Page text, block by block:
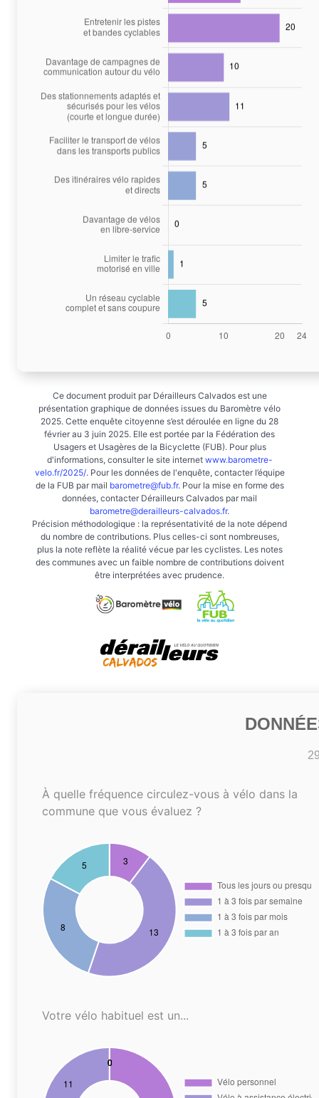
Ce document produit par Dérailleurs Calvados est une
présentation graphique de données issues du Baromètre vélo
2025. Cette enquête citoyenne s’est déroulée en ligne du 28
février au 3 juin 2025. Elle est portée par la Fédération des
Usagers et Usagères de la Bicyclette (FUB). Pour plus
d'informations, consulter le site internet www.barometre-
velo.fr/2025/. Pour les données de l'enquête, contacter l’équipe
de la FUB par mail barometre@fub.fr. Pour la mise en forme des
données, contacter Dérailleurs Calvados par mail
barometre@derailleurs-calvados.fr.
Précision méthodologique : la représentativité de la note dépend
du nombre de contributions. Plus celles-ci sont nombreuses,
plus la note reflète la réalité vécue par les cyclistes. Les notes
des communes avec un faible nombre de contributions doivent
être interprétées avec prudence.
À quelle fréquence circulez-vous à vélo dans la
commune que vous évaluez ?
Votre vélo habituel est un...